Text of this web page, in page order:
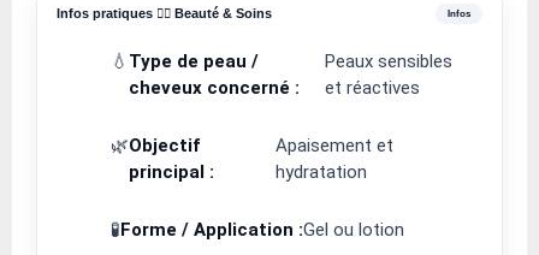
Infos pratiques 💆‍♀️ Beauté & Soins
💧 Type de peau /
cheveux concerné :
Peaux sensibles
et réactives
🌿Objectif
principal :
Apaisement et
hydratation
🧪Forme / Application :Gel ou lotion